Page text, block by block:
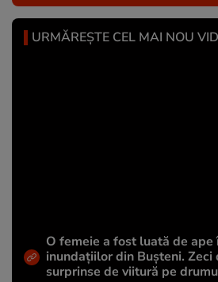
URMĂREȘTE CEL MAI NOU
O femeie a fost luată de
inundațiilor din Bușteni. Zeci
surprinse de viitură pe